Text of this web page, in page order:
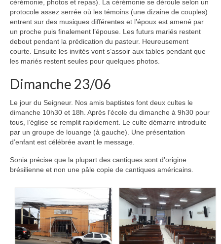
cérémonie, photos et repas). La cérémonie se déroule selon un
protocole assez serrée où les témoins (une dizaine de couples)
entrent sur des musiques différentes et l’époux est amené par
un proche puis finalement l’épouse. Les futurs mariés restent
debout pendant la prédication du pasteur. Heureusement
courte. Ensuite les invités vont s’assoir aux tables pendant que
les mariés restent seules pour quelques photos.
Dimanche 23/06
Le jour du Seigneur. Nos amis baptistes font deux cultes le
dimanche 10h30 et 18h. Après l’école du dimanche à 9h30 pour
tous, l’église se remplit rapidement. Le culte démarre introduite
par un groupe de louange (à gauche). Une présentation
d’enfant est célébrée avant le message.
Sonia précise que la plupart des cantiques sont d’origine
brésilienne et non une pâle copie de cantiques américains.